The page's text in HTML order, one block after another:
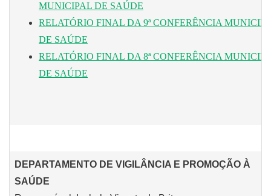
MUNICIPAL DE SAÚDE
RELATÓRIO FINAL DA 9ª CONFERÊNCIA
DE SAÚDE
RELATÓRIO FINAL DA 8ª CONFERÊNCIA
DE SAÚDE
DEPARTAMENTO DE VIGILÂNCIA E PROMOÇÃO À
SAÚDE